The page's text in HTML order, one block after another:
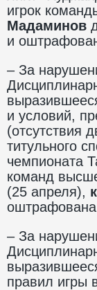
игрок
Мадаминов
и
– За
и условий,
(отсутствия
титульного
чемпионата
команд
(25 апреля),
– За
правил игры